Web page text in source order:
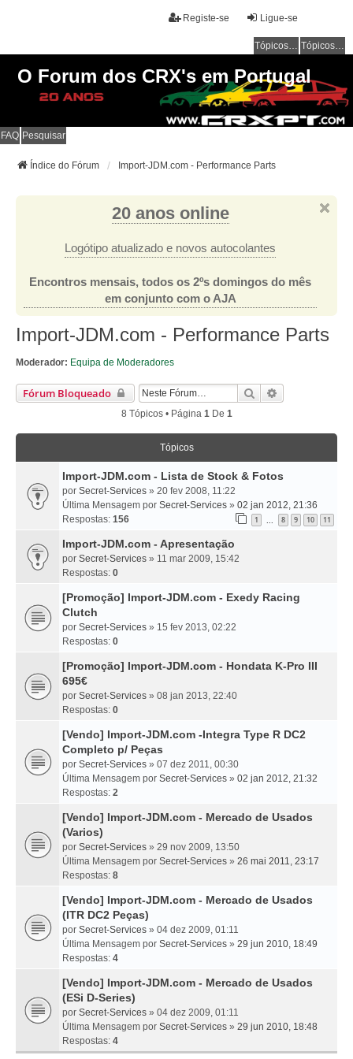
Ligue-se
Registe-se
Tópicos sem resposta Tópicos ativos
O Forum dos CRX's em Portugal
FAQ Pesquisar
Índice do Fórum Import-JDM.com - Performance Parts
20 anos online
Logótipo atualizado e novos autocolantes
Encontros mensais, todos os 2ºs domingos do mês
em conjunto com o AJA
Import-JDM.com - Performance Parts
Moderador: Equipa de Moderadores
Fórum Bloqueado Pesquisar
8 Tópicos • Página 1De 1
Tópicos
Import-JDM.com - Lista de Stock & Fotos
por Secret-Services » 20 fev 2008, 11:22
Última Mensagem por Secret-Services » 02 jan 2012, 21:36
Respostas: 156 1 8 9 10 11
Import-JDM.com - Apresentação
por Secret-Services » 11 mar 2009, 15:42
Respostas: 0
[Promoção] Import-JDM.com - Exedy Racing
Clutch
por Secret-Services » 15 fev 2013, 02:22
Respostas: 0
[Promoção] Import-JDM.com - Hondata K-Pro III
695€
por Secret-Services » 08 jan 2013, 22:40
Respostas: 0
[Vendo] Import-JDM.com -Integra Type R DC2
Completo p/ Peças
por Secret-Services » 07 dez 2011, 00:30
Última Mensagem por Secret-Services » 02 jan 2012, 21:32
Respostas: 2
[Vendo] Import-JDM.com - Mercado de Usados
(Varios)
por Secret-Services » 29 nov 2009, 13:50
Última Mensagem por Secret-Services » 26 mai 2011, 23:17
Respostas: 8
[Vendo] Import-JDM.com - Mercado de Usados
(ITR DC2 Peças)
por Secret-Services » 04 dez 2009, 01:11
Última Mensagem por Secret-Services » 29 jun 2010, 18:49
Respostas: 4
[Vendo] Import-JDM.com - Mercado de Usados
(ESi D-Series)
por Secret-Services » 04 dez 2009, 01:11
Última Mensagem por Secret-Services » 29 jun 2010, 18:48
Respostas: 4